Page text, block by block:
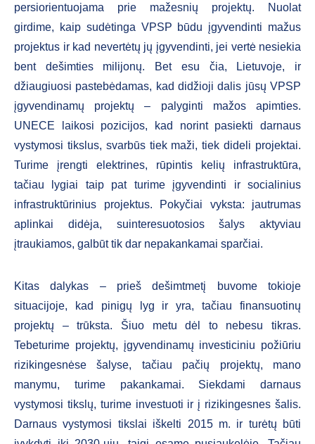
persiorientuojama prie mažesnių projektų. Nuolat
girdime, kaip sudėtinga VPSP būdu įgyvendinti mažus
projektus ir kad nevertėtų jų įgyvendinti, jei vertė nesiekia
bent dešimties milijonų. Bet esu čia, Lietuvoje, ir
džiaugiuosi pastebėdamas, kad didžioji dalis jūsų VPSP
įgyvendinamų projektų – palyginti mažos apimties.
UNECE laikosi pozicijos, kad norint pasiekti darnaus
vystymosi tikslus, svarbūs tiek maži, tiek dideli projektai.
Turime įrengti elektrines, rūpintis kelių infrastruktūra,
tačiau lygiai taip pat turime įgyvendinti ir socialinius
infrastruktūrinius projektus. Pokyčiai vyksta: jautrumas
aplinkai didėja, suinteresuotosios šalys aktyviau
įtraukiamos, galbūt tik dar nepakankamai sparčiai.
Kitas dalykas – prieš dešimtmetį buvome tokioje
situacijoje, kad pinigų lyg ir yra, tačiau finansuotinų
projektų – trūksta. Šiuo metu dėl to nebesu tikras.
Tebeturime projektų, įgyvendinamų investiciniu požiūriu
rizikingesnėse šalyse, tačiau pačių projektų, mano
manymu, turime pakankamai. Siekdami darnaus
vystymosi tikslų, turime investuoti ir į rizikingesnes šalis.
Darnaus vystymosi tikslai iškelti 2015 m. ir turėtų būti